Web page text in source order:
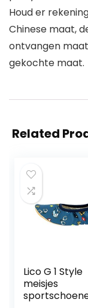
Houd er
Chinese maat,
ontvangen
gekochte maat.
Related
Lico G 1 Style
meisjes